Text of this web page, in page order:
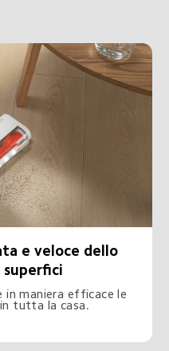
e veloce dello
superfici
in maniera efficace le
tutta la casa.